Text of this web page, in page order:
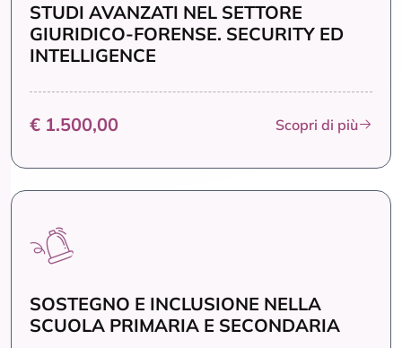
STUDI AVANZATI NEL SETTORE
GIURIDICO-FORENSE. SECURITY ED
INTELLIGENCE
€ 1.500,00 Scopri di più
SOSTEGNO E INCLUSIONE NELLA
SCUOLA PRIMARIA E SECONDARIA